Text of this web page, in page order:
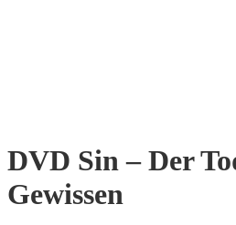
DVD Sin – Der
Gewissen